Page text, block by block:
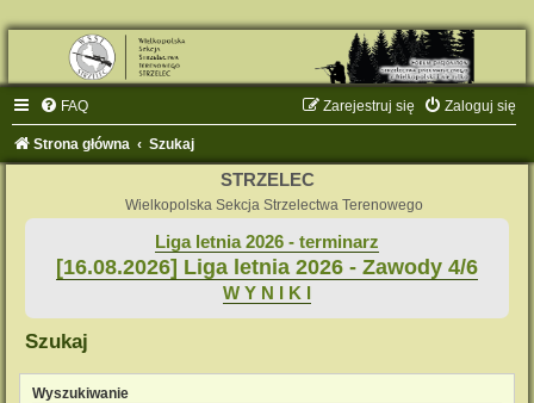
FAQ Zaloguj się
Zarejestruj się
Strona główna Szukaj
STRZELEC
Wielkopolska Sekcja Strzelectwa Terenowego
Liga letnia 2026 - terminarz
[16.08.2026] Liga letnia 2026 - Zawody 4/6
W Y N I K I
Szukaj
Wyszukiwanie